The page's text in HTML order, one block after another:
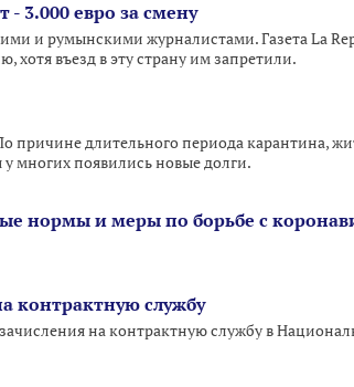
3.000 евро за смену
и румынскими журналистами. Газета La
хотя въезд в эту страну им запретили.
причине длительного периода карантина,
многих появились новые долги.
нормы и меры по борьбе с
контрактную службу
на контрактную службу в